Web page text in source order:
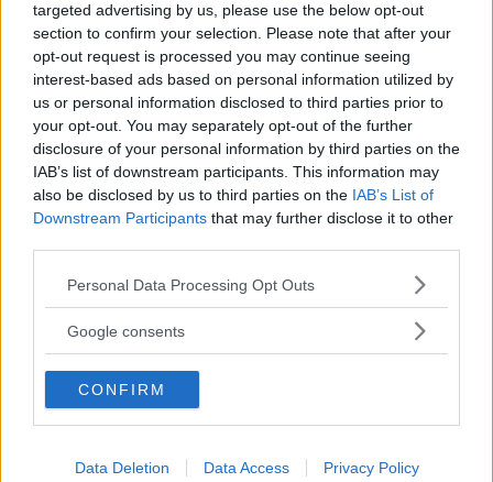
targeted advertising by us, please use the below opt-out
section to confirm your selection. Please note that after your
opt-out request is processed you may continue seeing
interest-based ads based on personal information utilized by
us or personal information disclosed to third parties prior to
your opt-out. You may separately opt-out of the further
disclosure of your personal information by third parties on the
IAB’s list of downstream participants. This information may
also be disclosed by us to third parties on the IAB’s List of
Downstream Participants that may further disclose it to other
Please note that this website/app uses one or more Google
not limited to your visit or usage behaviour. You may click to
use your data for below specified purposes in below Google
consent section.
Personal Data Processing Opt Outs
Google consents
CONFIRM
Data Deletion Data Access Privacy Policy
Baby Sitter
Parchi